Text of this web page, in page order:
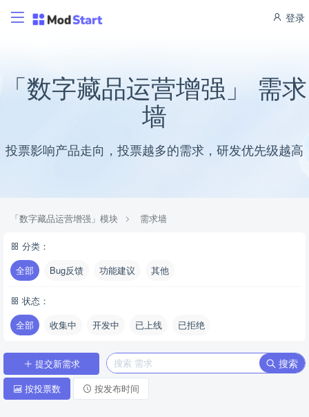
登录
「数字藏品运营增强」 需求
墙
投票影响产品走向，投票越多的需求，研发优先级越高
「数字藏品运营增强」模块 需求墙
分类：
全部
Bug反馈 功能建议 其他
状态：
全部
收集中 开发中 已上线 已拒绝
提交新需求 搜索
按投票数 按发布时间